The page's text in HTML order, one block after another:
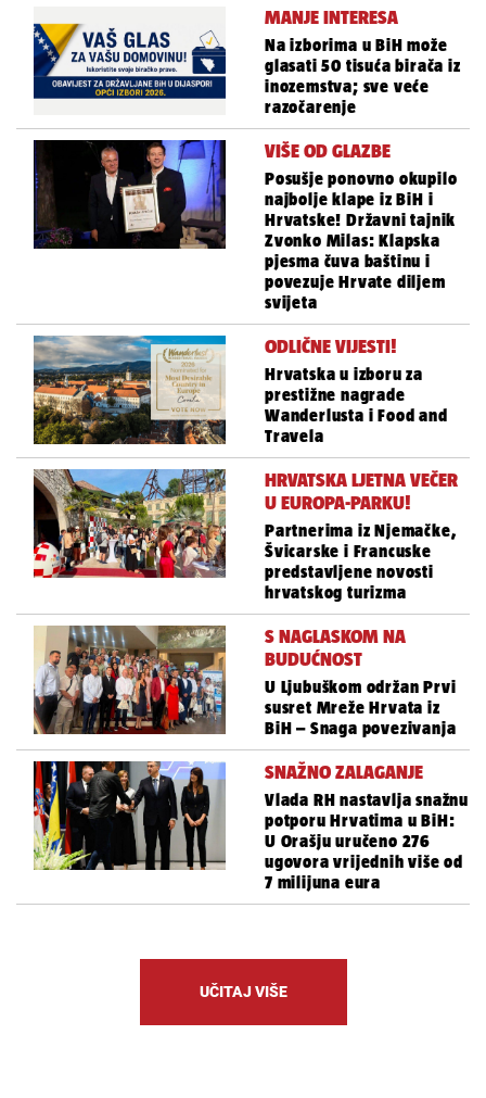
MANJE INTERESA
Na izborima u BiH može
glasati 50 tisuća birača iz
inozemstva; sve veće
razočarenje
VIŠE OD GLAZBE
Posušje ponovno okupilo
najbolje klape iz BiH i
Hrvatske! Državni tajnik
Zvonko Milas: Klapska
pjesma čuva baštinu i
povezuje Hrvate diljem
svijeta
ODLIČNE VIJESTI!
Hrvatska u izboru za
prestižne nagrade
Wanderlusta i Food and
Travela
HRVATSKA LJETNA VEČER
U EUROPA-PARKU!
Partnerima iz Njemačke,
Švicarske i Francuske
predstavljene novosti
hrvatskog turizma
S NAGLASKOM NA
BUDUĆNOST
U Ljubuškom održan Prvi
susret Mreže Hrvata iz
BiH – Snaga povezivanja
SNAŽNO ZALAGANJE
Vlada RH nastavlja snažnu
potporu Hrvatima u BiH:
U Orašju uručeno 276
ugovora vrijednih više od
7 milijuna eura
UČITAJ VIŠE